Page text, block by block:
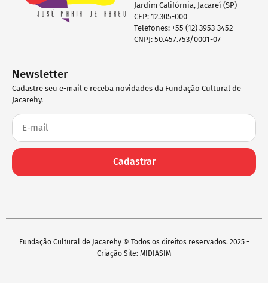
Jardim Califórnia, Jacareí (SP)
CEP: 12.305-000
Telefones: +55 (12) 3953-3452
CNPJ: 50.457.753/0001-07
Newsletter
Cadastre seu e-mail e receba novidades da Fundação Cultural de
Jacarehy.
Cadastrar
Fundação Cultural de Jacarehy © Todos os direitos reservados. 2025 -
Criação Site: MIDIASIM